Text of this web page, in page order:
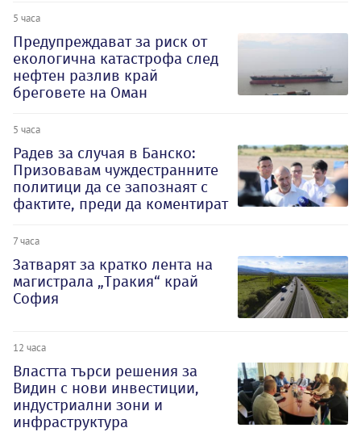
5 часа
Предупреждават за риск от
екологична катастрофа след
нефтен разлив край
бреговете на Оман
5 часа
Радев за случая в Банско:
Призовавам чуждестранните
политици да се запознаят с
фактите, преди да коментират
7 часа
Затварят за кратко лента на
магистрала „Тракия“ край
София
12 часа
Властта търси решения за
Видин с нови инвестиции,
индустриални зони и
инфраструктура